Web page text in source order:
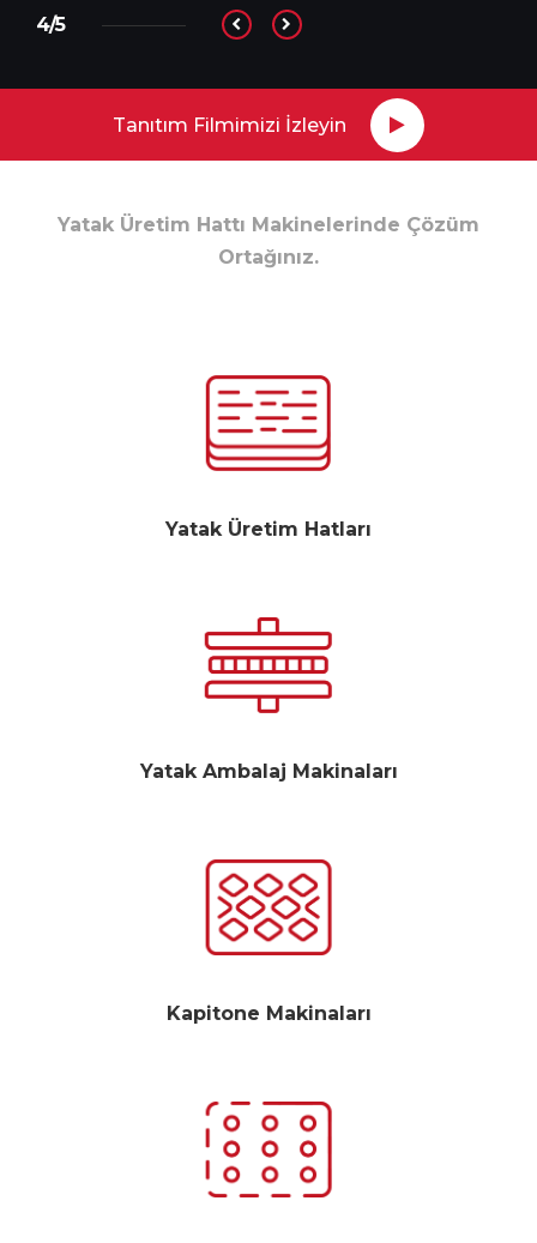
Tanıtım Filmimizi İzleyin
4/5
Yatak Üretim Hattı Makinelerinde Çözüm
Ortağınız.
Yatak Üretim Hatları
Yatak Ambalaj Makinaları
Kapitone Makinaları